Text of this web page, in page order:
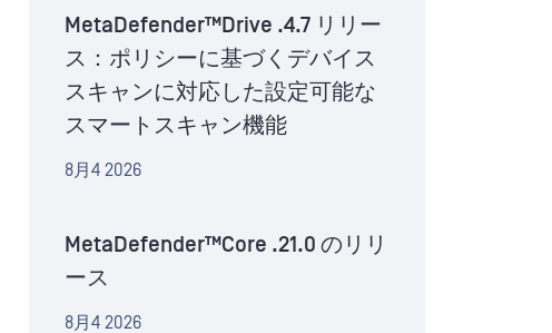
MetaDefender™Drive .4.7 リリー
ス：ポリシーに基づくデバイス
スキャンに対応した設定可能な
スマートスキャン機能
8月4 2026
MetaDefender™Core .21.0 のリリ
ース
8月4 2026